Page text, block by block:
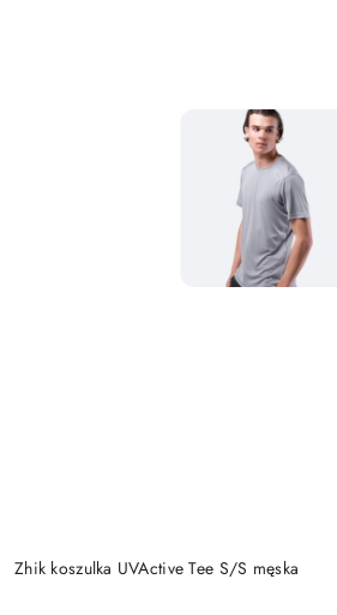
Zhik koszulka UVActive Tee S/S męska